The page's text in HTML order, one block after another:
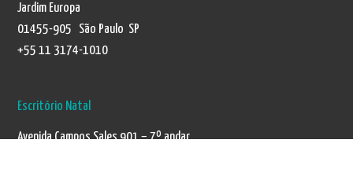
Jardim Europa
01455-905 São Paulo SP
+55 11 3174-1010
Escritório Natal
Avenida Campos Sales 901 – 7º andar